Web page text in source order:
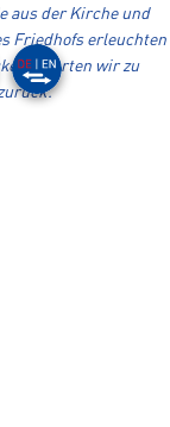
aus der Kirche und
Friedhofs erleuchten
kehrten wir zu